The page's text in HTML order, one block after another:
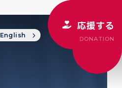
English
応援する
DONATION